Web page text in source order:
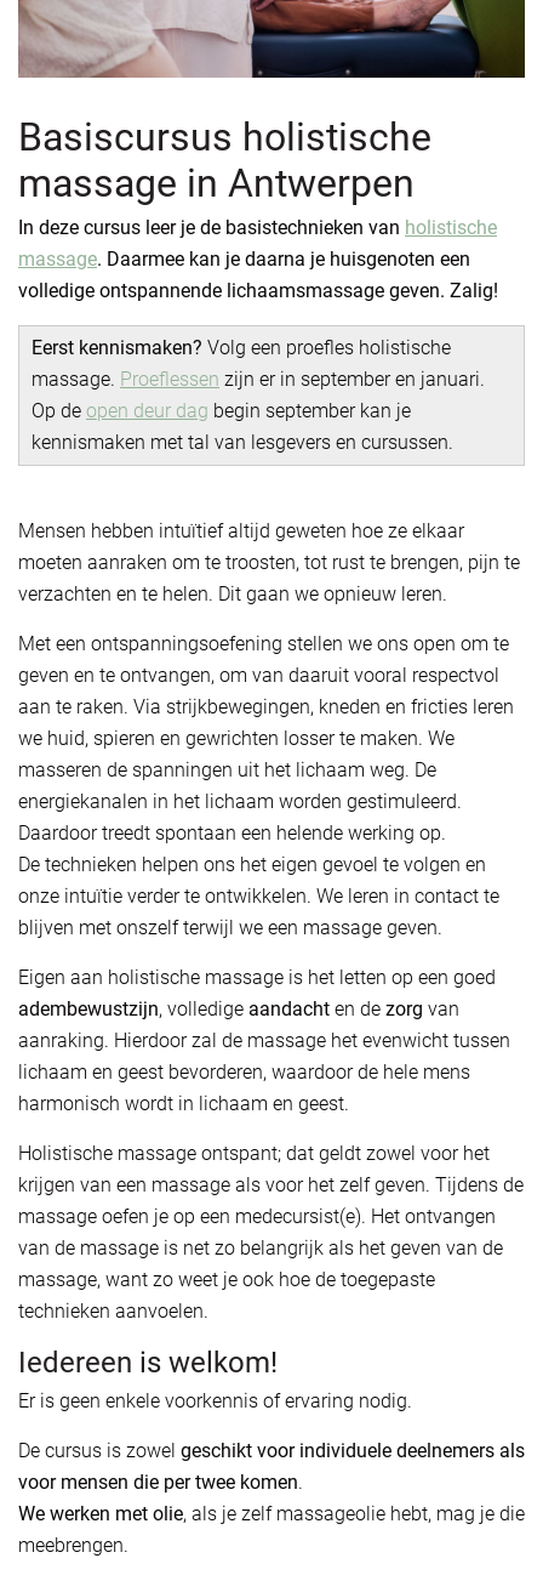
Basiscursus holistische
massage in Antwerpen
In deze cursus leer je de basistechnieken van holistische
massage. Daarmee kan je daarna je huisgenoten een
volledige ontspannende lichaamsmassage geven. Zalig!
Eerst kennismaken? Volg een proefles holistische
massage. Proeflessen zijn er in september en januari.
Op de open deur dag begin september kan je
kennismaken met tal van lesgevers en cursussen.
Mensen hebben intuïtief altijd geweten hoe ze elkaar
moeten aanraken om te troosten, tot rust te brengen, pijn te
verzachten en te helen. Dit gaan we opnieuw leren.
Met een ontspanningsoefening stellen we ons open om te
geven en te ontvangen, om van daaruit vooral respectvol
aan te raken. Via strijkbewegingen, kneden en fricties leren
we huid, spieren en gewrichten losser te maken. We
masseren de spanningen uit het lichaam weg. De
energiekanalen in het lichaam worden gestimuleerd.
Daardoor treedt spontaan een helende werking op.
De technieken helpen ons het eigen gevoel te volgen en
onze intuïtie verder te ontwikkelen. We leren in contact te
blijven met onszelf terwijl we een massage geven.
Eigen aan holistische massage is het letten op een goed
adembewustzijn, volledige aandacht en de zorg van
aanraking. Hierdoor zal de massage het evenwicht tussen
lichaam en geest bevorderen, waardoor de hele mens
harmonisch wordt in lichaam en geest.
Holistische massage ontspant; dat geldt zowel voor het
krijgen van een massage als voor het zelf geven. Tijdens de
massage oefen je op een medecursist(e). Het ontvangen
van de massage is net zo belangrijk als het geven van de
massage, want zo weet je ook hoe de toegepaste
technieken aanvoelen.
Iedereen is welkom!
Er is geen enkele voorkennis of ervaring nodig.
De cursus is zowel geschikt voor individuele deelnemers als
voor mensen die per twee komen.
We werken met olie, als je zelf massageolie hebt, mag je die
meebrengen.